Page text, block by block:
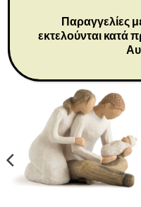
ΣΧΕΤΙΚΆ ΠΡΟΪΌΝΤΑ
Παραγγελίες
εκτελούνται κατά